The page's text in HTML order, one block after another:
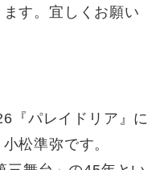
す。宜しくお願い
『パレイドリア』に
松準弥です。